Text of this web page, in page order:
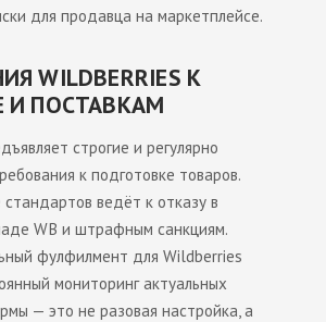
для продавца на маркетплейсе.
WILDBERRIES К
И ПОСТАВКАМ
строгие и регулярно
к подготовке товаров.
ведёт к отказу в
WB и штрафным санкциям.
фулфилмент для Wildberries
мониторинг актуальных
— это не разовая настройка, а